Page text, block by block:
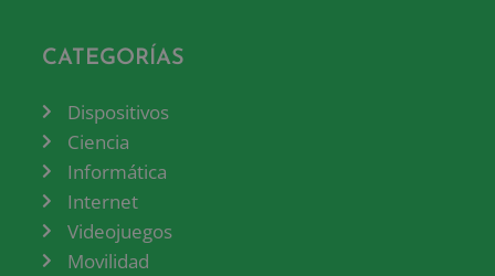
CATEGORÍAS
Dispositivos
Ciencia
Informática
Internet
Videojuegos
Movilidad